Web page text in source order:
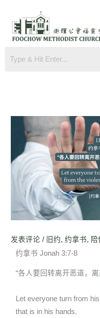
发表评论 / 旧约,约拿书,
约拿书 Jonah 3:7-8
“各人要回转离开恶道，
Let everyone turn from
that is in his hands.